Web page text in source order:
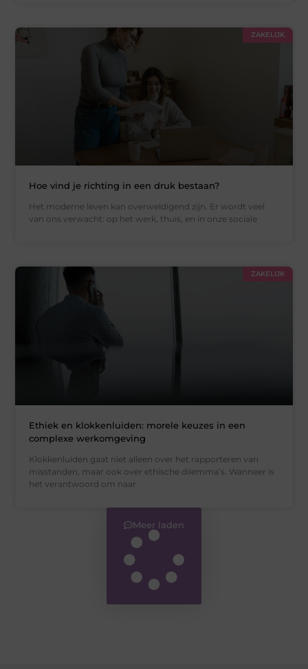
ZAKELIJK
Hoe vind je richting in een druk bestaan?
Het moderne leven kan overweldigend zijn. Er wordt veel
van ons verwacht: op het werk, thuis, en in onze sociale
ZAKELIJK
Ethiek en klokkenluiden: morele keuzes in een
complexe werkomgeving
Klokkenluiden gaat niet alleen over het rapporteren van
misstanden, maar ook over ethische dilemma’s. Wanneer is
het verantwoord om naar
Meer laden